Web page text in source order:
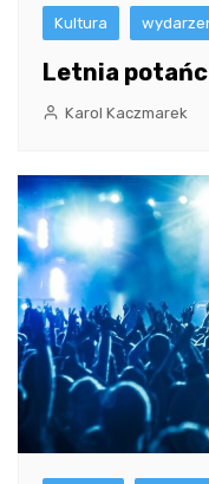
Kultura
Letnia
Karol Kaczmarek